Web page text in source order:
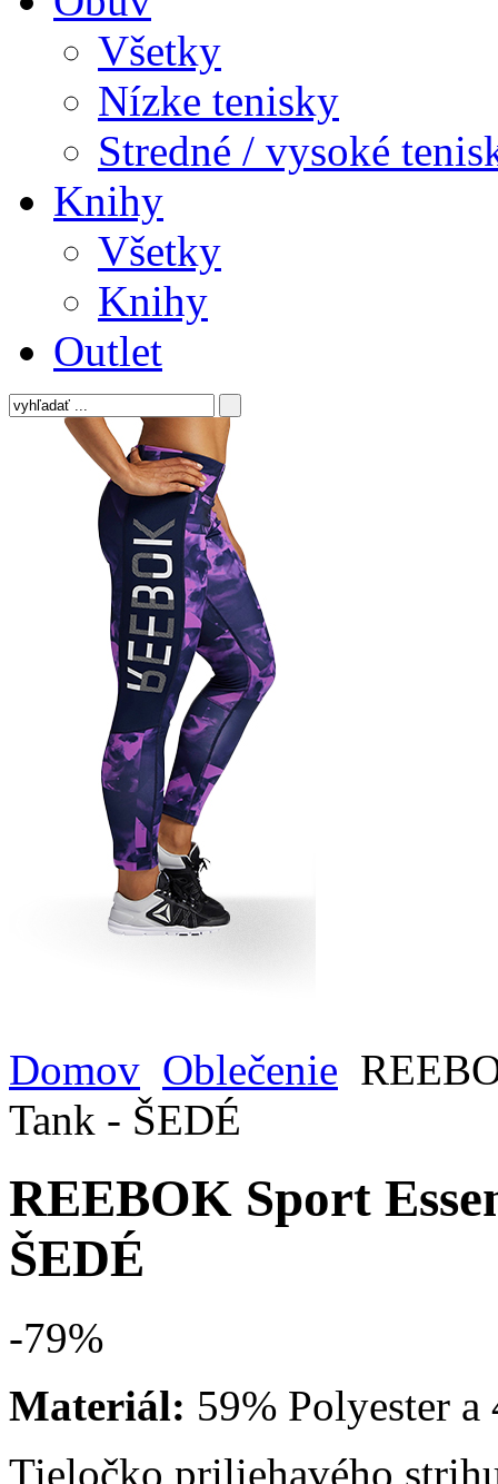
Všetky
Nízke tenisky
Stredné / vysoké
Knihy
Všetky
Knihy
Outlet
Domov Oblečenie
Tank - ŠEDÉ
REEBOK Sport
ŠEDÉ
-79%
Materiál: 59% Polyester
Tieločko priliehavého